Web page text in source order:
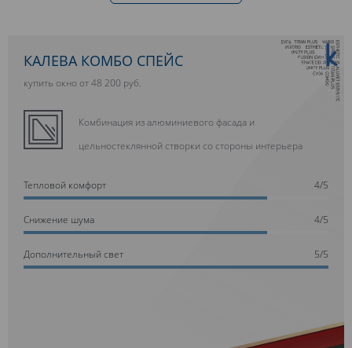
10 ЛЕТ ГАРАНТИИ
КАЛЕВА КОМБО СПЕЙС
купить окно от 48 200 руб.
Комбинация из алюминиевого фасада и
цельностеклянной створки со стороны интерьера
Тепловой комфорт 4/5
Cнижение шума 4/5
Дополнительный свет 5/5